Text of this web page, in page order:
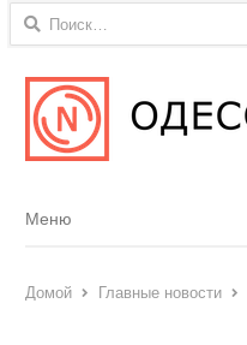
Найти:
Menu
Меню
Домой Главные новости